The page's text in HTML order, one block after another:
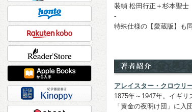
装幀 松田行正＋杉本聖士
-
特殊仕様の【愛蔵版】も
アレイスター・クロウリ
1875年～1947年。イギ
「黄金の夜明け団」に